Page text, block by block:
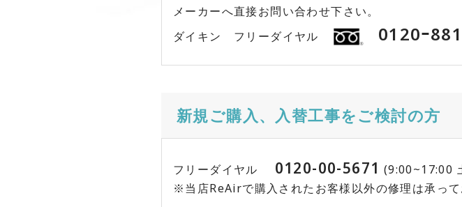
メーカーへ直接お問い合わせ下さい。
ダイキン フリーダイヤル
0120ｰ
新規ご購入、入替工事をご検討の方
フリーダイヤル 0120-00-5671 (9:00~17:00
※当店ReAirで購入されたお客様以外の修理は承って